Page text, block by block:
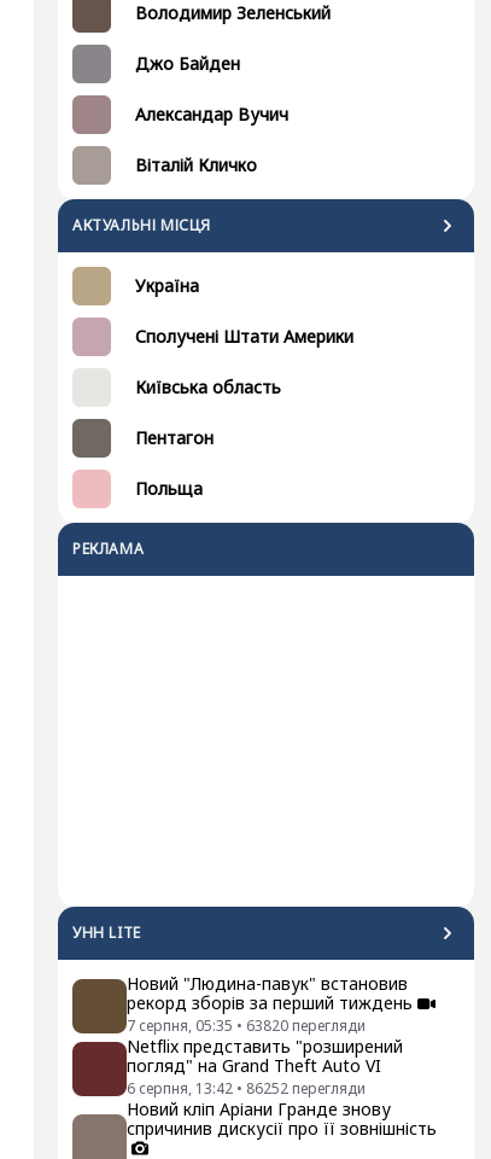
Володимир Зеленський
Джо Байден
Александар Вучич
Віталій Кличко
АКТУАЛЬНІ МІСЦЯ
Україна
Сполучені Штати Америки
Київська область
Пентагон
Польща
РЕКЛАМА
УНН LITE
Новий "Людина-павук" встановив
рекорд зборів за перший тиждень
7 серпня, 05:35 • 63820 перегляди
Netflix представить "розширений
погляд" на Grand Theft Auto VI
6 серпня, 13:42 • 86252 перегляди
Новий кліп Аріани Гранде знову
спричинив дискусії про її зовнішність